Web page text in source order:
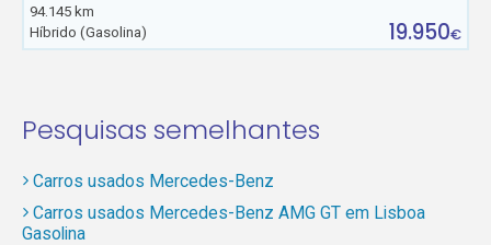
94.145 km
Híbrido (Gasolina)
19.950€
Pesquisas semelhantes
Carros usados Mercedes-Benz
Carros usados Mercedes-Benz AMG GT em Lisboa
Gasolina